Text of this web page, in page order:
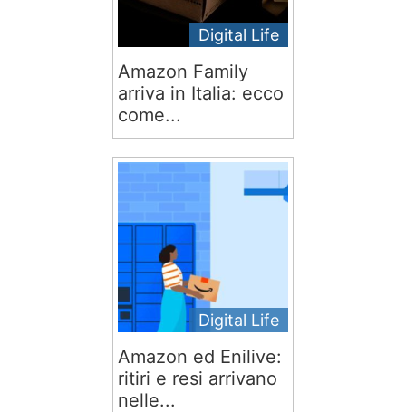
Digital Life
Amazon Family
arriva in Italia: ecco
come...
Digital Life
Amazon ed Enilive:
ritiri e resi arrivano
nelle...